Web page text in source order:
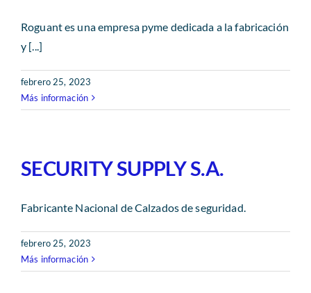
Roguant es una empresa pyme dedicada a la fabricación
y [...]
febrero 25, 2023
Más información
SECURITY SUPPLY S.A.
Fabricante Nacional de Calzados de seguridad.
febrero 25, 2023
Más información